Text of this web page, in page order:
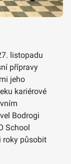
listopadu
přípravy
jeho
kariérové
Bodrogi
School
roky působit